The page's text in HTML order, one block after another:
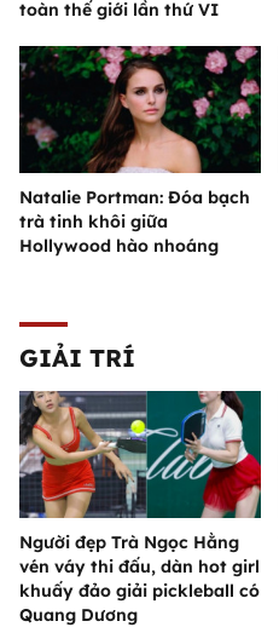
toàn thế giới lần thứ VI
Natalie Portman: Đóa bạch
trà tinh khôi giữa
Hollywood hào nhoáng
GIẢI TRÍ
Người đẹp Trà Ngọc Hằng
vén váy thi đấu, dàn hot girl
khuấy đảo giải pickleball có
Quang Dương